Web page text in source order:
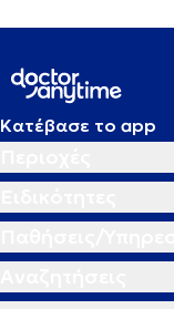
Κατέβασε το app